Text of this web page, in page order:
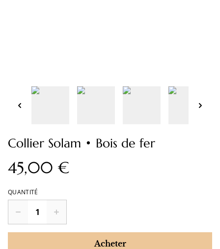
Collier Solam • Bois de fer
45,00 €
QUANTITÉ
Acheter